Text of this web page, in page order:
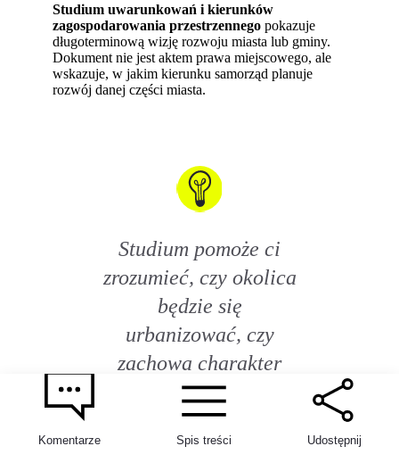
Studium uwarunkowań i kierunków
zagospodarowania przestrzennego pokazuje
długoterminową wizję rozwoju miasta lub gminy.
Dokument nie jest aktem prawa miejscowego, ale
wskazuje, w jakim kierunku samorząd planuje
rozwój danej części miasta.
Studium pomoże ci
zrozumieć, czy okolica
będzie się
urbanizować, czy
zachowa charakter
mieszkaniowy. Ze
studium dowiesz się
też, jaki kierunek
Komentarze Spis treści Udostępnij